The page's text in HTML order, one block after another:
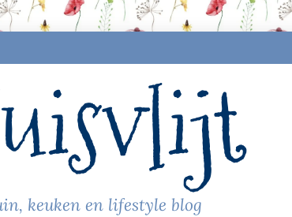
keuken en lifestyle blog